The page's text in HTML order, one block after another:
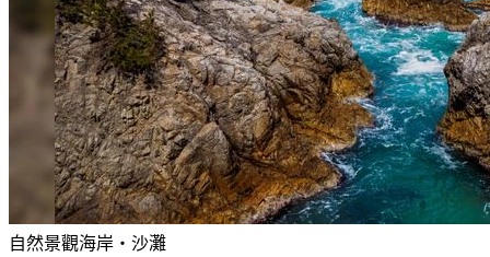
自然景觀海岸・沙灘